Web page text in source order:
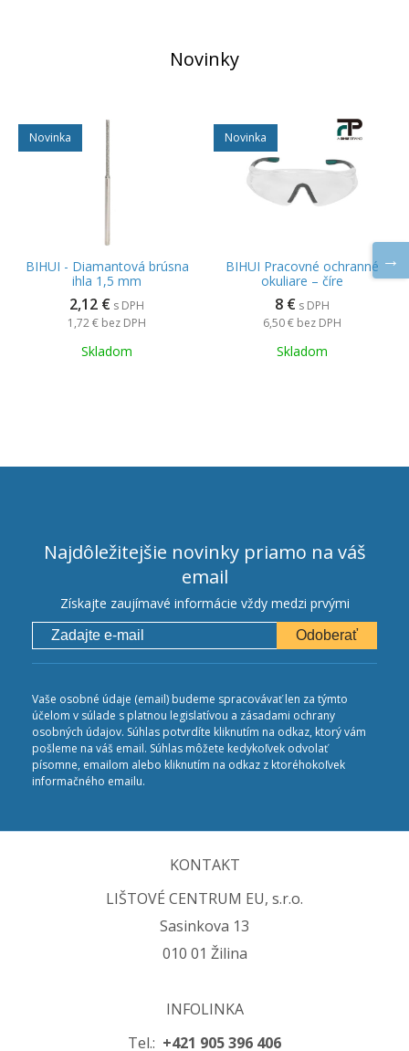
Novinky
Novinka
BIHUI - Diamantová brúsna
ihla 1,5 mm
2,12 € s DPH
1,72 € bez DPH
Skladom
Novinka
BIHUI Pracovné ochranné
okuliare – číre
8 € s DPH
6,50 € bez DPH
Skladom
Najdôležitejšie novinky priamo na váš
email
Získajte zaujímavé informácie vždy medzi prvými
Odoberať
Vaše osobné údaje (email) budeme spracovávať len za týmto
účelom v súlade s platnou legislatívou a zásadami ochrany
osobných údajov. Súhlas potvrdíte kliknutím na odkaz, ktorý vám
pošleme na váš email. Súhlas môžete kedykoľvek odvolať
písomne, emailom alebo kliknutím na odkaz z ktoréhokoľvek
informačného emailu.
KONTAKT
LIŠTOVÉ CENTRUM EU, s.r.o.
Sasinkova 13
010 01 Žilina
INFOLINKA
Tel.: +421 905 396 406